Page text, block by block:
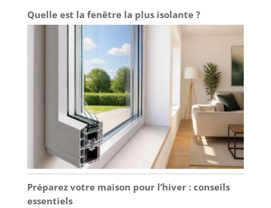
Quelle est la fenêtre la plus isolante ?
Préparez votre maison pour l’hiver : conseils
essentiels